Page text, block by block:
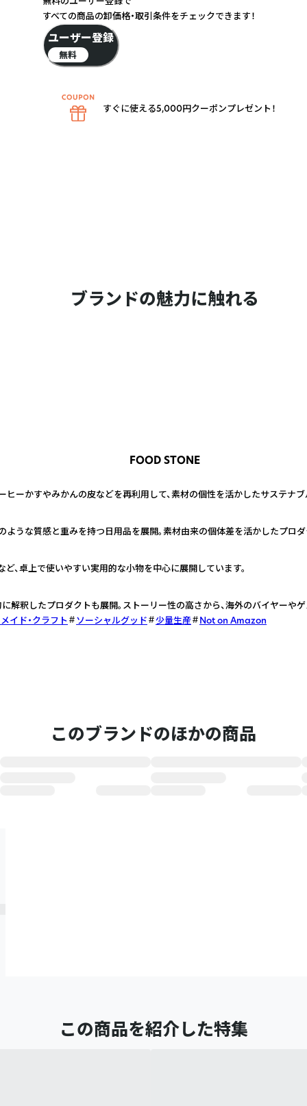
ブランドの魅力に触れる
FOOD STONE
ヒーかすやみかんの皮などを再利用して、素材の個性を活かしたサステナ
ような質感と重みを持つ日用品を展開。素材由来の個体差を活かしたプロダ
ど、卓上で使いやすい実用的な小物を中心に展開しています。
解釈したプロダクトも展開。ストーリー性の高さから、海外のバイヤーや
イド・クラフト
ソーシャルグッド 少量生産 Not on Amazon
このブランドのほかの商品
この商品を紹介した特集
すべての商品の卸価格・取引条件をチェックできます！
ユーザー登録
無料
すぐに使える5,000円クーポンプレゼント！